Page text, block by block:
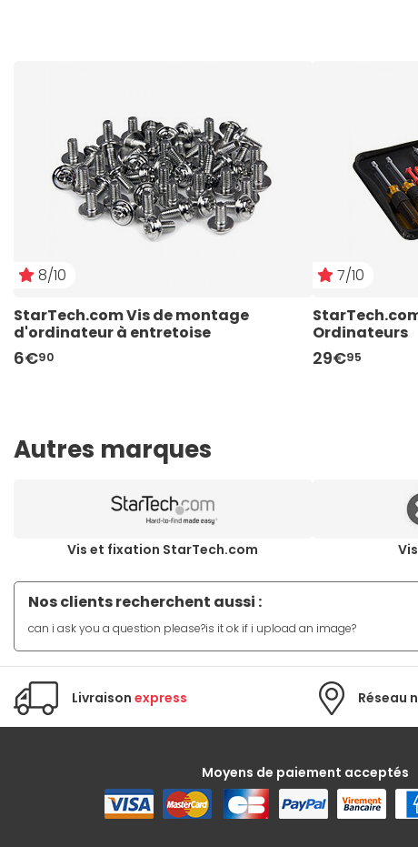
8/10
StarTech.com Vis de montage
d'ordinateur à entretoise
6€90
7/10
Ordinateurs
29€95
Autres marques
Vis et fixation StarTech.com
Nos clients recherchent aussi :
can i ask you a question please?is it ok if i upload an image?
Livraison express Réseau
Moyens de paiement acceptés